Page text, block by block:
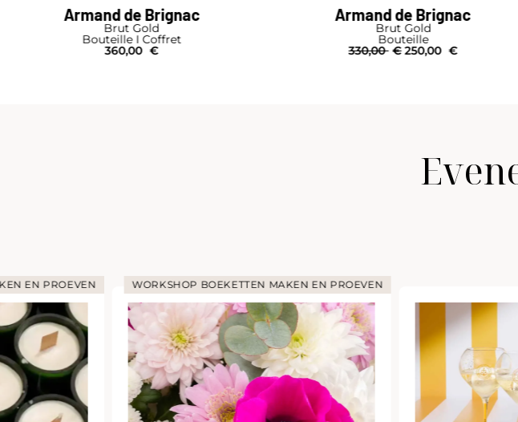
Armand de Brignac
Brut Gold
Bouteille I Coffret
360,00 €
Armand de Brignac
Brut Gold
Bouteille
330,00 € 250,00 €
EN PROEVEN WORKSHOP BOEKETTEN MAKEN EN PROEVEN